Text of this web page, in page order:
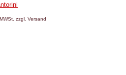
zzgl. Versand